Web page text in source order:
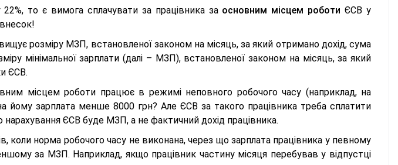
то є вимога сплачувати за працівника за основним місцем роботи ЄСВ у
розміру МЗП, встановленої законом на місяць, за який отримано дохід, сума
мінімальної зарплати (далі – МЗП), встановленої законом на місяць, за який
ЄСВ.
місцем роботи працює в режимі неповного робочого часу (наприклад, на
йому зарплата менше 8000 грн? Але ЄСВ за такого працівника треба сплатити
ЄСВ буде МЗП, а не фактичний дохід працівника.
коли норма робочого часу не виконана, через що зарплата працівника у певному
за МЗП. Наприклад, якщо працівник частину місяця перебував у відпустці